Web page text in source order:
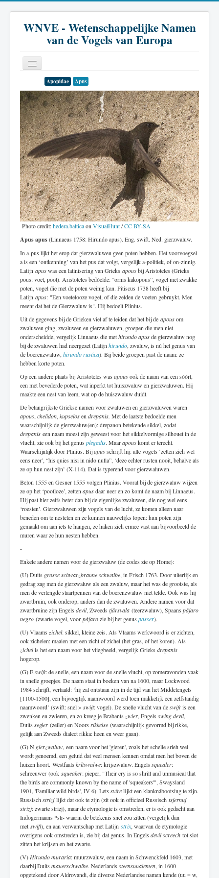
WNVE - Wetenschappelijke Namen
van de Vogels van Europa
Inleiding
Soort
Genus
Familie
Historie
Literatuur
Apopidae Apus
Photo credit:hedera.balticaon VisualHunt/CC BY-SA
Apus apus(Linnaeus 1758: Hirundo apus). Eng. swift. Ned. gierzwaluw.
In a-pus lijkt het erop dat gierzwaluwen geen poten hebben. Het voorvoegsel
a is een ‘ontkenning’ van het pus dat volgt, vergelijk a-politiek, of on-zinnig.
Latijn apuswas een latinisering van Grieks apousbij Aristoteles (Grieks
pous: voet, poot). Aristoteles bedóelde: “ornis kakopous”, vogel met zwakke
poten, vogel die met de poten weinig kan. Pitiscus 1738 heeft bij
Latijn apus: "Een voetelooze vogel, of die zelden de voeten gebruykt. Men
meent dat het de Gierzwaluw is". Hij bedoelt Plinius.
Uit de gegevens bij de Grieken viel af te leiden dat het bij de apousom
zwaluwen ging, zwaluwen en gierzwaluwen, groepen die men niet
onderscheidde, vergelijk Linnaeus die methirundo apusde gierzwaluw nog
bij de zwaluwen had neergezet (Latijn hirundo, zwaluw, is nú het genus van
de boerenzwaluw, hirundo rustica). Bij beide groepen past de naam: ze
hebben korte poten.
Op een andere plaats bij Aristoteles was apousook de naam van een sóórt,
een met bevederde poten, wat inperkt tot huiszwaluw en gierzwaluwen. Hij
maakte een nest van leem, wat op de huiszwaluw duidt.
De belangrijkste Griekse namen voor zwaluwen en gierzwaluwen waren
apous, chelidon, kupselosen drepanis. Met de laatste bedoelde men
waarschijnlijk de gierzwaluw(en): drepanon betekende sikkel, zodat
drepanis een naam moest zijn geweest voor het sikkelvormige silhouet in de
vlucht, zie ook bij het genus plegadis. Maarapouskomt er terecht.
Waarschijnlijk door Plinius. Bijapusschrijft hij: alle vogels ‘zetten zich wel
eens neer’, “his quies nisi in nido nulla”, ‘deze echter rusten nooit, behalve als
ze op hun nest zijn’ (X-114). Dat is typerend voor gierzwaluwen.
Belon 1555 en Gesner 1555 volgen Plinius. Vooral bij de gierzwaluw wijzen
ze op het ‘pootloze’, zetten apusdaar neer en zo komt de naam bij Linnaeus.
Hij past hier zelfs beter dan bij de eigenlijke zwaluwen, die nog wel eens
‘roesten’. Gierzwaluwen zijn vogels van de lucht, ze komen alleen naar
beneden om te nestelen en ze kunnen nauwelijks lopen: hun poten zijn
gemaakt om aan iets te hangen, ze haken zich ermee vast aan bijvoorbeeld de
muren waar ze hun nesten hebben.
-
Enkele andere namen voor de gierzwaluw (de codes zie op Home):
(U) Duits grosse schwarzbraune schwalbe, in Frisch 1763. Door uiterlijk en
gedrag zag men de gierzwaluw als een zwaluw, maar het was de grootste, als
men de verlengde staartpennen van de boerenzwaluw niet telde. Ook was hij
zwartbruin, ook onderop, anders dan de zwaluwen. Andere namen voor dat
zwartbruine zijn Engels devil, Zweeds tjärsvala (teerzwaluw), Spaans pájaro
negro (zwarte vogel, voor pájarozie bij het genus passer).
(U) Vlaams zichel: sikkel, kleine zeis. Als Vlaams werkwoord is er zichten,
ook zichelen: maaien met een zicht of zichel (het gras, of het koren). Als
zichelis het een naam voor het vliegbeeld, vergelijk Grieks drepanis
hogerop.
(G) Eswift: de snelle, een naam voor de snelle vlucht, op zomeravonden vaak
in snelle groepjes. De naam staat in boeken van na 1600, maar Lockwood
1984 schrijft, vertaald: ‘hij zal ontstaan zijn in de tijd van het Middelengels
[1100-1500], een bijvoeglijk naamwoord werd toen makkelijk een zelfstandig
naamwoord’ (swift: snel > swift: vogel). De snelle vlucht van deswiftis een
zwenken en zwieren, en zo kreeg je Brabants zwier, Engels swing devil,
Duits segler (zeiler) en Noors rikkelse (waarschijnlijk gevormd bij rikke,
gelijk aan Zweeds dialect rikka: heen en weer gaan).
(G) N gierzwaluw, een naam voor het 'gieren', zoals het schelle srieh wel
wordt genoemd, een geluid dat veel mensen kennen omdat men het boven de
huizen hoort. Westfaals krîtswalwe: krijszwaluw. Engels squealer:
schreeuwer (ook squeaker: pieper, "Their cry is so shrill and unmusical that
the birds are commonly known by the name of 'squeakers'", Swaysland
1901, 'Familiar wild birds', IV-6). Letssvîrelijkt een klanknábootsing te zijn.
Russischstrizjlijkt dat ook te zijn (zit ook in officieel Russisch tsjernuj
strizj: zwarte strizj), maar de etymologie is omstreden, er is ook gedacht aan
Indogermaans *str- waarin de betekenis snel zou zitten (vergelijk dan
met swift), en aan verwantschap met Latijn strix, waarvan de etymologie
overigens ook omstreden is, zie bij dat genus. In Engelsdevil screech tot slot
zitten het krijsen en het zwarte.
(V) Hirundo muraria: muurzwaluw, een naam in Schwenckfeld 1603, met
daarbij Duits mauerschwalbe. Nederlands steensuualemen, in 1600
opgetekend door Aldrovandi, die diverse Nederlandse namen kende (uu = w,